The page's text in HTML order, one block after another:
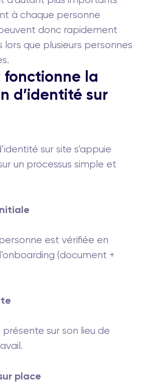
à chaque personne
donc rapidement
lors que plusieurs personnes
fonctionne la
d’identité sur
sur site s’appuie
un processus simple et
est vérifiée en
(document +
sur son lieu de
place